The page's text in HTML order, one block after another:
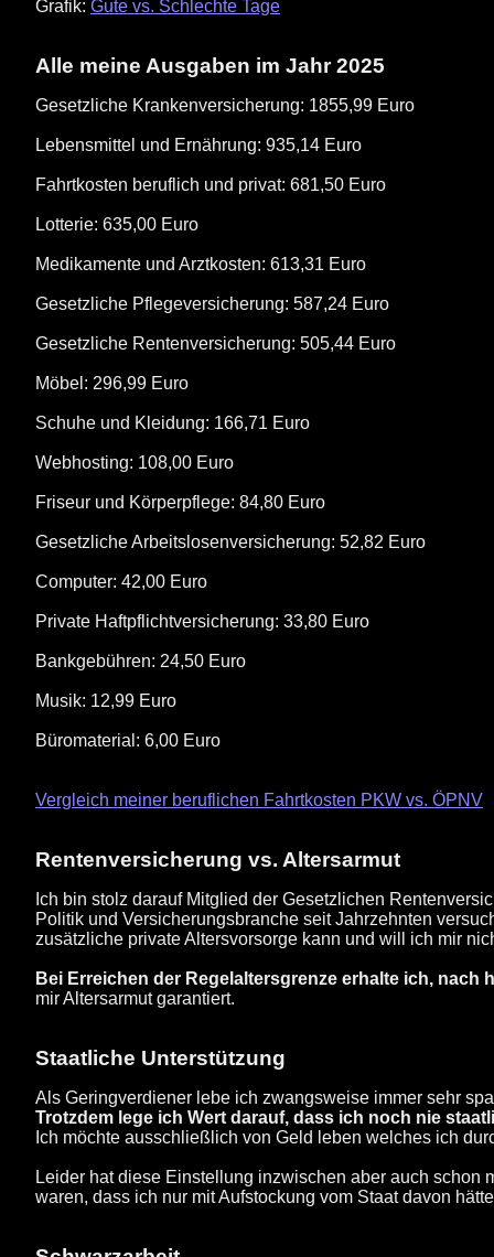
Grafik: Gute vs. Schlechte Tage
Alle meine Ausgaben im Jahr 2025
Gesetzliche Krankenversicherung: 1855,99 Euro
Lebensmittel und Ernährung: 935,14 Euro
Fahrtkosten beruflich und privat: 681,50 Euro
Lotterie: 635,00 Euro
Medikamente und Arztkosten: 613,31 Euro
Gesetzliche Pflegeversicherung: 587,24 Euro
Gesetzliche Rentenversicherung: 505,44 Euro
Möbel: 296,99 Euro
Schuhe und Kleidung: 166,71 Euro
Webhosting: 108,00 Euro
Friseur und Körperpflege: 84,80 Euro
Gesetzliche Arbeitslosenversicherung: 52,82 Euro
Computer: 42,00 Euro
Private Haftpflichtversicherung: 33,80 Euro
Bankgebühren: 24,50 Euro
Musik: 12,99 Euro
Büromaterial: 6,00 Euro
Vergleich meiner beruflichen Fahrtkosten PKW vs. ÖPNV
Rentenversicherung vs. Altersarmut
Ich bin stolz darauf Mitglied der Gesetzlichen
Politik und Versicherungsbranche seit Jahrzehnten
zusätzliche private Altersvorsorge kann und will ich mir
Bei Erreichen der Regelaltersgrenze erhalte ich, nach
mir Altersarmut garantiert.
Staatliche Unterstützung
Als Geringverdiener lebe ich zwangsweise immer sehr
Trotzdem lege ich Wert darauf, dass ich noch nie
Ich möchte ausschließlich von Geld leben welches ich
Leider hat diese Einstellung inzwischen aber auch schon
waren, dass ich nur mit Aufstockung vom Staat davon